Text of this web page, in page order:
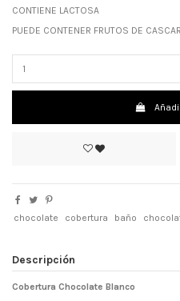
CONTIENE LACTOSA
PUEDE CONTENER FRUTOS DE
chocolate cobertura baño
Descripción
Cobertura Chocolate Blanco